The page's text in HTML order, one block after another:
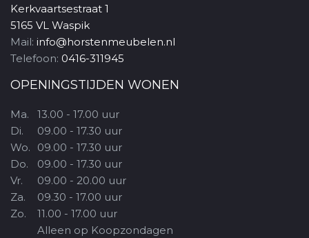
Kerkvaartsestraat 1
5165 VL Waspik
Mail: info@horstenmeubelen.nl
Telefoon: 0416-311945
OPENINGSTIJDEN WONEN
Ma.
Di.
Wo.
Do.
Vr.
Za.
Zo.
13.00 - 17.00 uur
09.00 - 17.30 uur
09.00 - 17.30 uur
09.00 - 17.30 uur
09.00 - 20.00 uur
09.30 - 17.00 uur
11.00 - 17.00 uur
Alleen op Koopzondagen